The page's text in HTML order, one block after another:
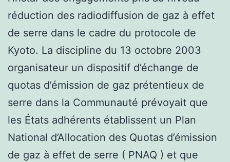
réduction des radiodiffusion de gaz à effet
de serre dans le cadre du protocole de
Kyoto. La discipline du 13 octobre 2003
organisateur un dispositif d’échange de
quotas d’émission de gaz prétentieux de
serre dans la Communauté prévoyait que
les États adhérents établissent un Plan
National d’Allocation des Quotas d’émission
de gaz à effet de serre ( PNAQ ) et que